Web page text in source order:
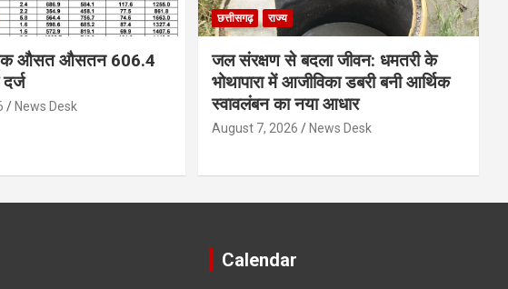
औसत औसतन 606.4
दर्ज
News Desk
छत्तीसगढ़ राज्य
जल संरक्षण से बदला जीवन: धमतरी के
भोथापारा में आजीविका डबरी बनी आर्थिक
स्वावलंबन का नया आधार
August 7, 2026 News Desk
Calendar